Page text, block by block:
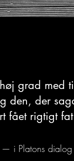
grad med
den, der
fået rigtigt
— i Platons dialog